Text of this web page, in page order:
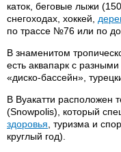
каток, беговые лыжи
снегоходах, хоккей,
по трассе №76 или по
В знаменитом
есть аквапарк с
«диско-бассейн»,
В Вуакатти расположен
(Snowpolis), который
здоровья , туризма и
круглый год).